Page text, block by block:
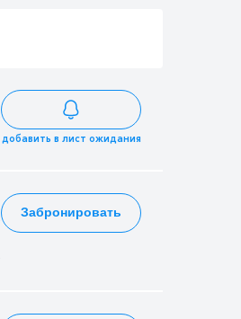
121 410
127 800
добавить в лист ожидания
139 365
146 700
Забронировать